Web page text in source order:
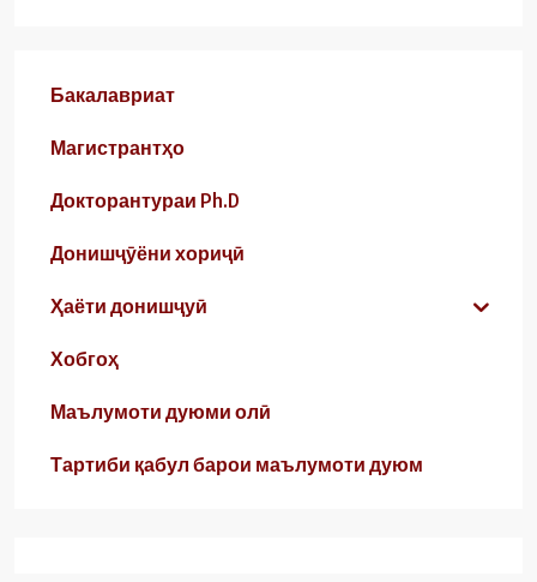
Бакалавриат
Магистрантҳо
Докторантураи Ph.D
Донишҷӯёни хориҷӣ
Ҳаёти донишҷуӣ
Хобгоҳ
Маълумоти дуюми олӣ
Тартиби қабул барои маълумоти дуюм